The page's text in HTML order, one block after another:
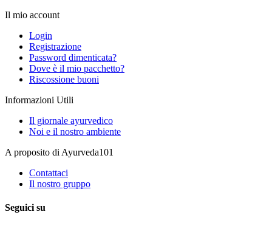
Il mio account
Login
Registrazione
Password dimenticata?
Dove è il mio pacchetto?
Riscossione buoni
Informazioni Utili
Il giornale ayurvedico
Noi e il nostro ambiente
A proposito di Ayurveda101
Contattaci
Il nostro gruppo
Seguici su